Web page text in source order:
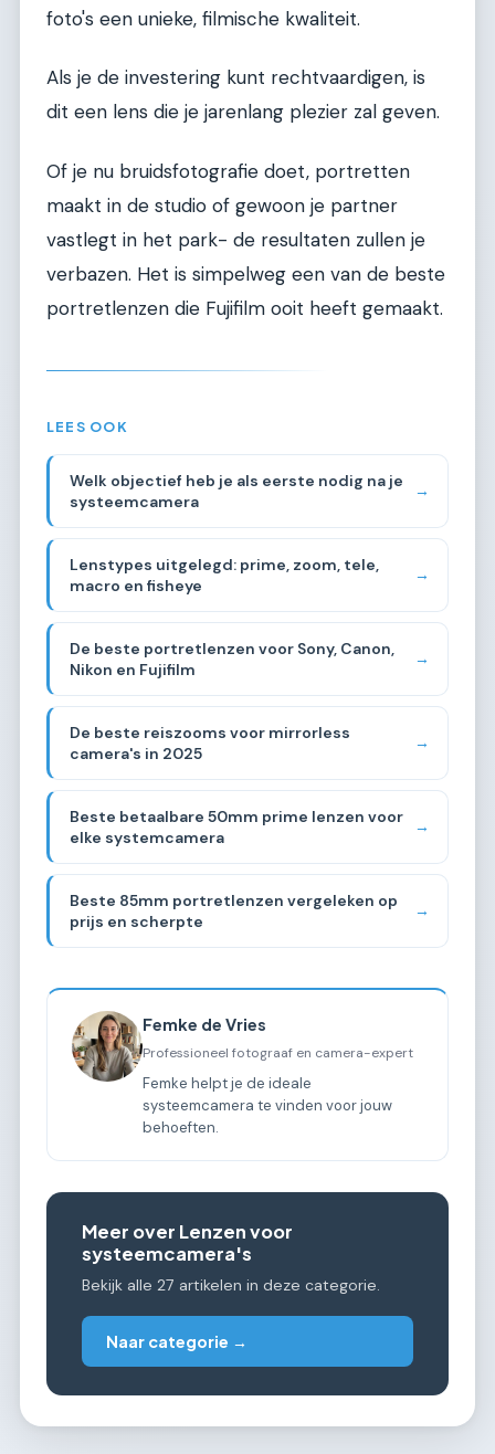
foto's een unieke, filmische kwaliteit.
Als je de investering kunt rechtvaardigen, is
dit een lens die je jarenlang plezier zal geven.
Of je nu bruidsfotografie doet, portretten
maakt in de studio of gewoon je partner
vastlegt in het park- de resultaten zullen je
verbazen. Het is simpelweg een van de beste
portretlenzen die Fujifilm ooit heeft gemaakt.
LEES OOK
Welk objectief heb je als eerste nodig na je
systeemcamera
→
Lenstypes uitgelegd: prime, zoom, tele,
macro en fisheye
→
De beste portretlenzen voor Sony, Canon,
Nikon en Fujifilm
→
De beste reiszooms voor mirrorless
camera's in 2025
→
Beste betaalbare 50mm prime lenzen voor
elke systemcamera
→
Beste 85mm portretlenzen vergeleken op
prijs en scherpte
→
Femke de Vries
Professioneel fotograaf en camera-expert
Femke helpt je de ideale
systeemcamera te vinden voor jouw
behoeften.
Meer over Lenzen voor
systeemcamera's
Bekijk alle 27 artikelen in deze categorie.
Naar categorie →